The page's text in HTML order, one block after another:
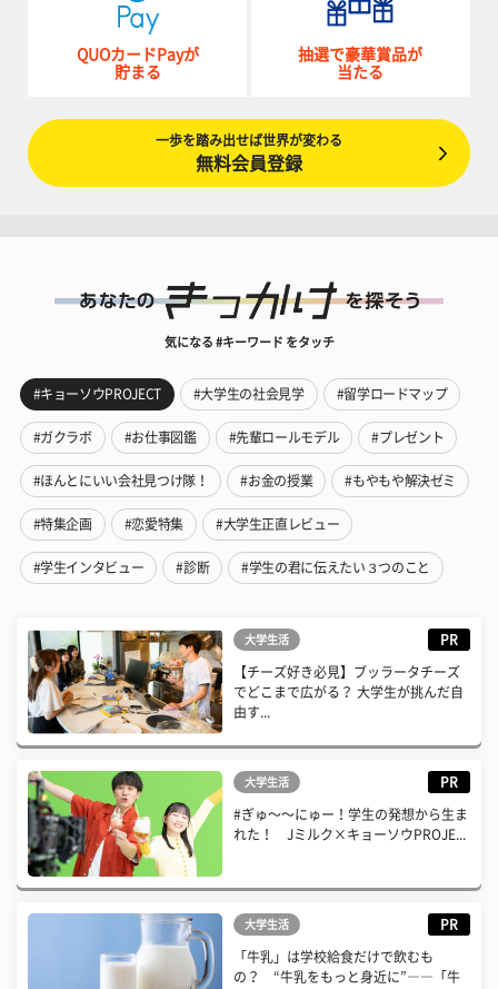
QUOカードPayが
貯まる
抽選で豪華賞品が
当たる
一歩を踏み出せば世界が変わる
無料会員登録
気になる #キーワード をタッチ
#キョーソウPROJECT #大学生の社会見学 #留学ロードマップ
#ガクラボ #お仕事図鑑 #先輩ロールモデル #プレゼント
#ほんとにいい会社見つけ隊！ #お金の授業 #もやもや解決ゼミ
#特集企画 #恋愛特集 #大学生正直レビュー
#学生インタビュー #診断 #学生の君に伝えたい３つのこと
大学生活 PR
【チーズ好き必見】ブッラータチーズ
でどこまで広がる？ 大学生が挑んだ自
由す...
大学生活 PR
#ぎゅ〜〜にゅー！学生の発想から生ま
れた！ Jミルク×キョーソウPROJE...
大学生活 PR
「牛乳」は学校給食だけで飲むも
の？ “牛乳をもっと身近に”――「牛